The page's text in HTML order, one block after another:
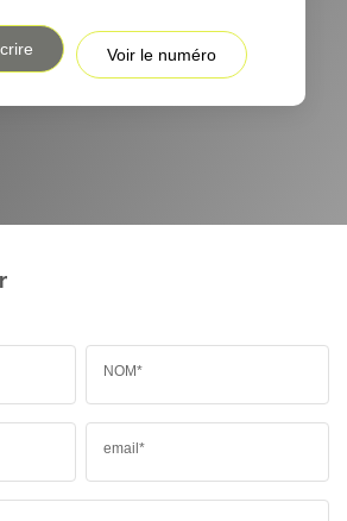
Voir le numéro
NOM*
email*